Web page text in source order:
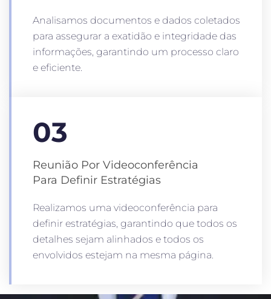
Analisamos documentos e dados coletados
para assegurar a exatidão e integridade das
informações, garantindo um processo claro
e eficiente.
03
Reunião Por Videoconferência
Para Definir Estratégias
Realizamos uma videoconferência para
definir estratégias, garantindo que todos os
detalhes sejam alinhados e todos os
envolvidos estejam na mesma página.